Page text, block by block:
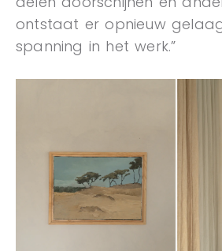
ontstaat er opnieuw
spanning in het werk.”